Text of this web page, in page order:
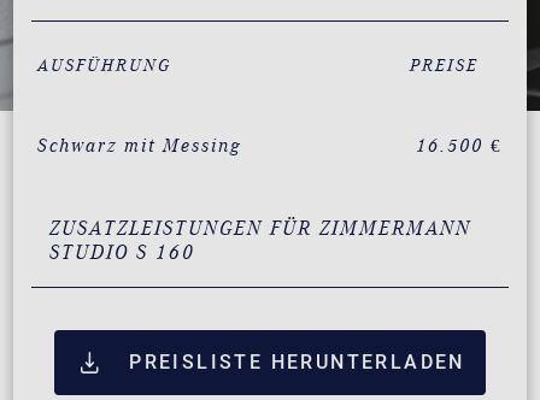
AUSFÜHRUNG PREISE
Schwarz mit Messing 16.500 €
ZUSATZLEISTUNGEN FÜR ZIMMERMANN
STUDIO S 160
PREISLISTE HERUNTERLADEN